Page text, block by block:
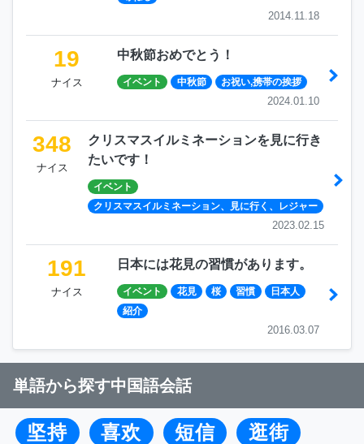
2014.11.18
19
ナイス
中秋節おめでとう！
イベント 中秋節 お祝い,携帯の挨拶
2024.01.10
348
ナイス
クリスマスイルミネーションを見に行き
たいです！
イベント
クリスマスイルミネーション、見に行く、レジャー
2023.02.15
191
ナイス
日本には花見の習慣があります。
イベント 花見 桜 習慣
日本人
紹介
2016.03.07
単語から探す中国語会話
坚持 喜欢 短信
逛街